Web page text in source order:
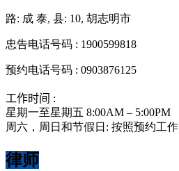
路: 成 泰, 县: 10, 胡志明市
忠告电话号码 : 1900599818
预约电话号码 : 0903876125
工作时间 :
星期一至星期五 8:00AM – 5:00PM
周六，周日和节假日: 按照预约工作
律师